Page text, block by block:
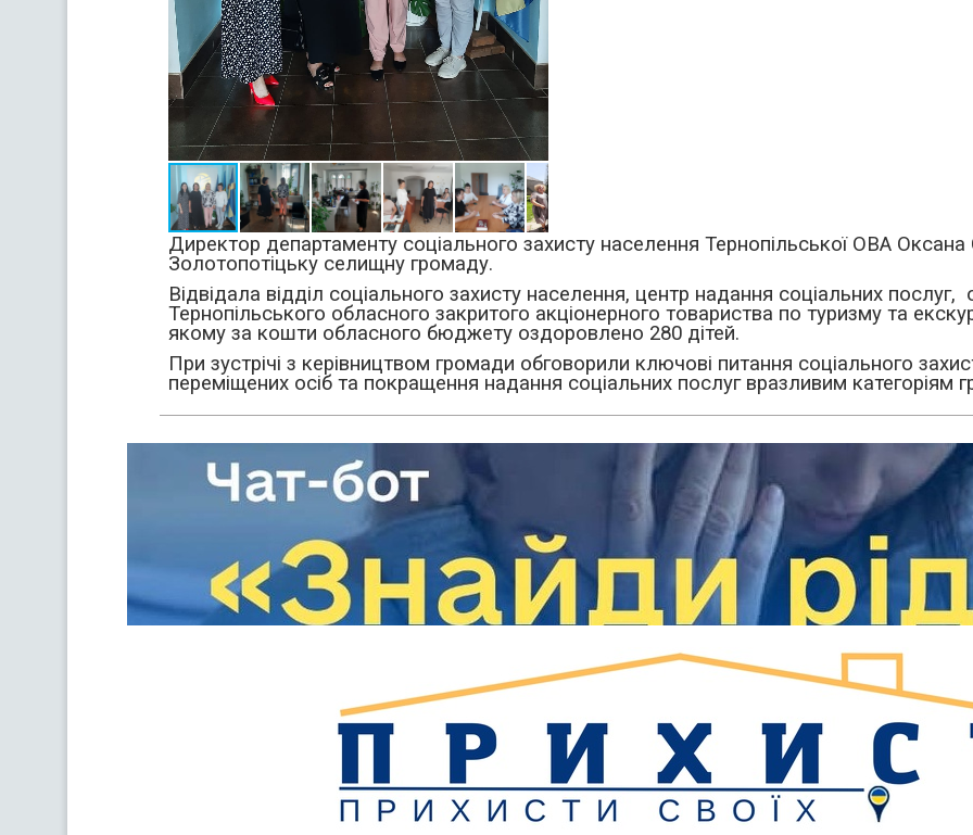
Директор департаменту соціального захисту населення Тернопільської ОВА
Золотопотіцьку селищну громаду.
Відвідала відділ соціального захисту населення, центр надання соціальних
Тернопільського обласного закритого акціонерного товариства по туризму та
якому за кошти обласного бюджету оздоровлено 280 дітей.
При зустрічі з керівництвом громади обговорили ключові питання соціального
переміщених осіб та покращення надання соціальних послуг вразливим категоріям